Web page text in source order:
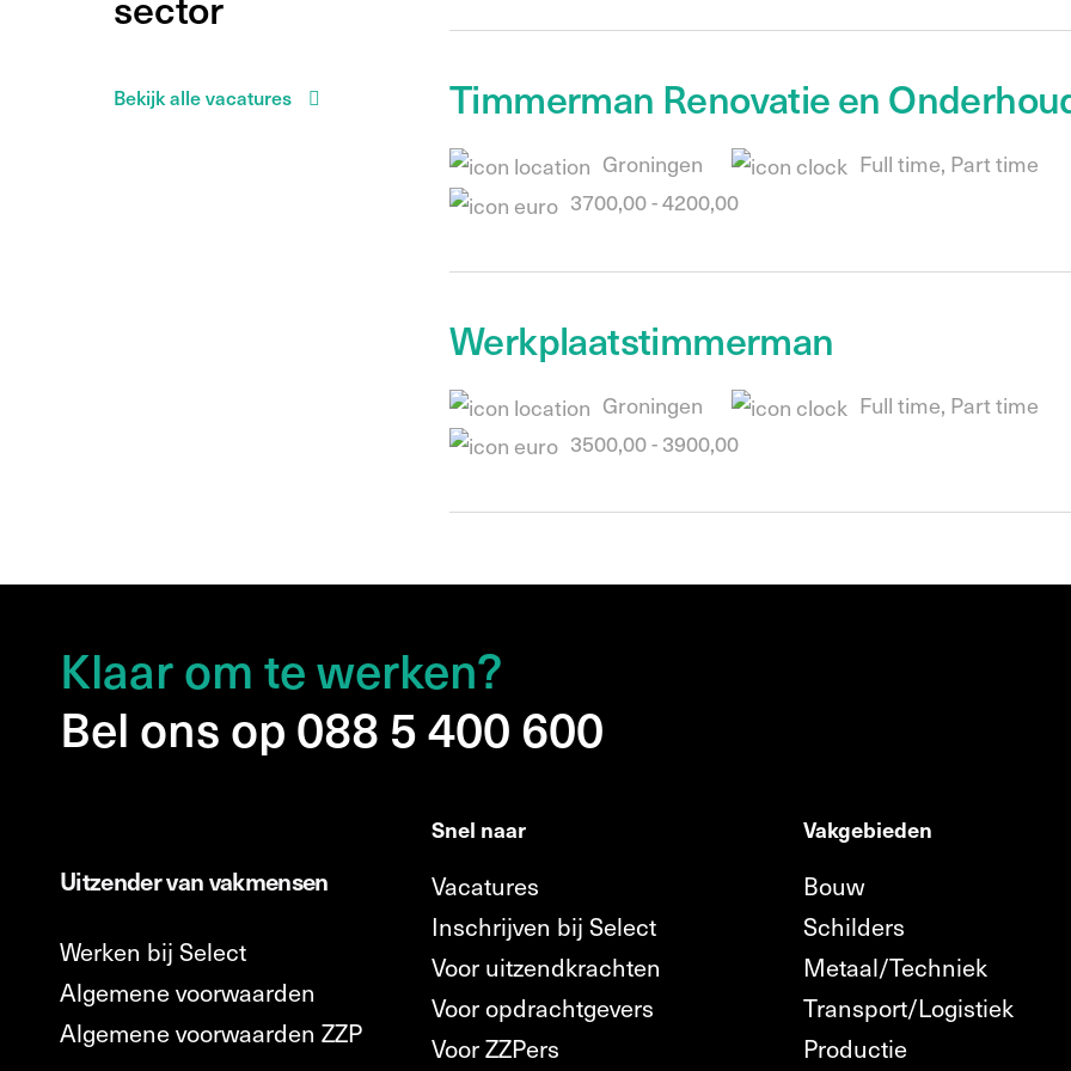
Bekijk alle vacatures Timmerman Renovatie en
Groningen
Full time, Part time
3700,00 - 4200,00
Werkplaatstimmerman
Groningen
Full time, Part time
3500,00 - 3900,00
Klaar om te werken?
Bel ons op 088 5 400 600
Uitzender van vakmensen
Werken bij Select
Algemene voorwaarden
Algemene voorwaarden ZZP
Snel naar
Vacatures
Inschrijven bij Select
Voor uitzendkrachten
Voor opdrachtgevers
Voor ZZPers
Vakgebieden
Bouw
Schilders
Metaal/Techniek
Transport/Logistiek
Productie